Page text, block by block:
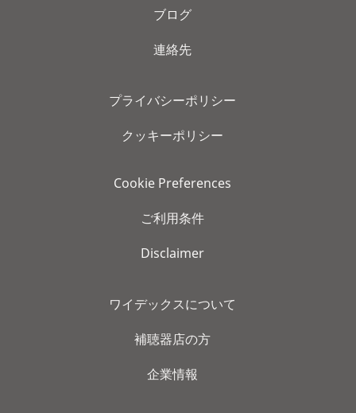
ブログ
連絡先
プライバシーポリシー
クッキーポリシー
Cookie Preferences
ご利用条件
Disclaimer
ワイデックスについて
補聴器店の方
企業情報